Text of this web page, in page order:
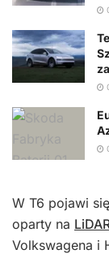
W T6 pojawi
oparty na
Volkswagena i